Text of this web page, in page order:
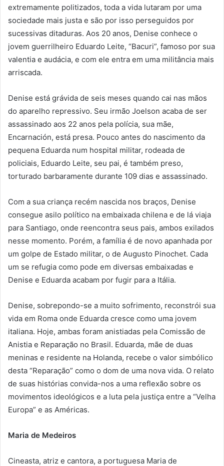
extremamente politizados, toda a vida lutaram por uma
sociedade mais justa e são por isso perseguidos por
sucessivas ditaduras. Aos 20 anos, Denise conhece o
jovem guerrilheiro Eduardo Leite, “Bacuri”, famoso por sua
valentia e audácia, e com ele entra em uma militância mais
arriscada.
Denise está grávida de seis meses quando cai nas mãos
do aparelho repressivo. Seu irmão Joelson acaba de ser
assassinado aos 22 anos pela polícia, sua mãe,
Encarnación, está presa. Pouco antes do nascimento da
pequena Eduarda num hospital militar, rodeada de
policiais, Eduardo Leite, seu pai, é também preso,
torturado barbaramente durante 109 dias e assassinado.
Com a sua criança recém nascida nos braços, Denise
consegue asilo político na embaixada chilena e de lá viaja
para Santiago, onde reencontra seus pais, ambos exilados
nesse momento. Porém, a família é de novo apanhada por
um golpe de Estado militar, o de Augusto Pinochet. Cada
um se refugia como pode em diversas embaixadas e
Denise e Eduarda acabam por fugir para a Itália.
Denise, sobrepondo-se a muito sofrimento, reconstrói sua
vida em Roma onde Eduarda cresce como uma jovem
italiana. Hoje, ambas foram anistiadas pela Comissão de
Anistia e Reparação no Brasil. Eduarda, mãe de duas
meninas e residente na Holanda, recebe o valor simbólico
desta “Reparação” como o dom de uma nova vida. O relato
de suas histórias convida-nos a uma reflexão sobre os
movimentos ideológicos e a luta pela justiça entre a “Velha
Europa” e as Américas.
Maria de Medeiros
Cineasta, atriz e cantora, a portuguesa Maria de